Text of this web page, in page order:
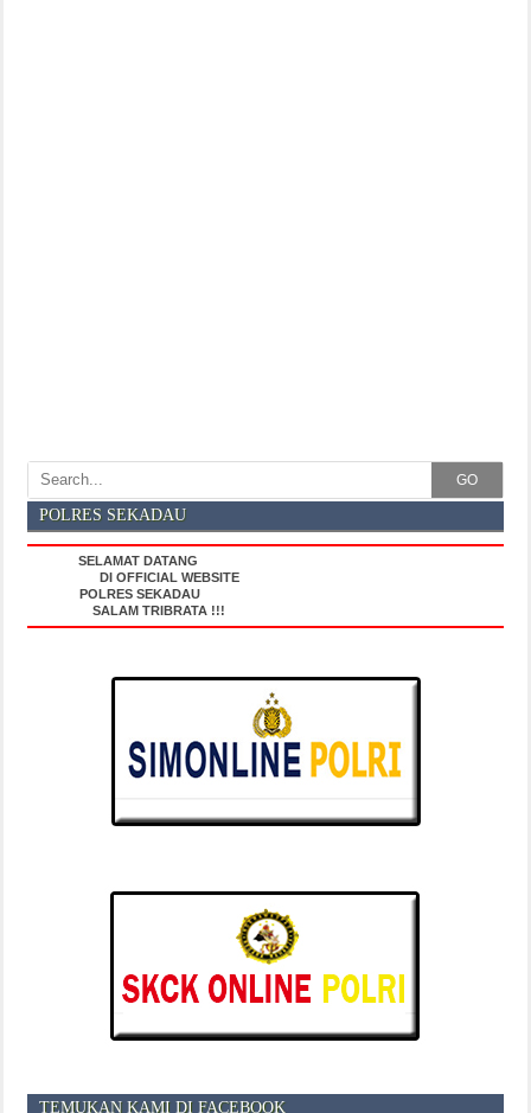
GO
POLRES SEKADAU
SELAMAT DATANG
DI OFFICIAL WEBSITE
POLRES SEKADAU
SALAM TRIBRATA !!!
TEMUKAN KAMI DI FACEBOOK